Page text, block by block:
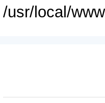
/usr/local/